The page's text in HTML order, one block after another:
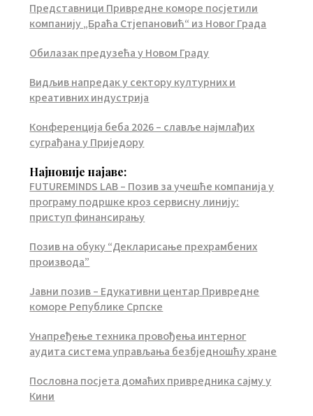
Представници Привредне коморе посјетили
компанију „Браћа Стјепановић“ из Новог Града
Обилазак предузећа у Новом Граду
Видљив напредак у сектору културних и
креативних индустрија
Конференција беба 2026 – славље најмлађих
суграђана у Приједору
Најновије најаве:
FUTUREMINDS LAB – Позив за учешће компанија у
програму подршке кроз сервисну линију:
приступ финансирању
Позив на обуку “Декларисање прехрамбених
производа”
Јавни позив – Едукативни центар Привредне
коморе Републике Српске
Унапређење техника провођења интерног
аудита система управљања безбједношћу хране
Пословна посјета домаћих привредника сајму у
Кини